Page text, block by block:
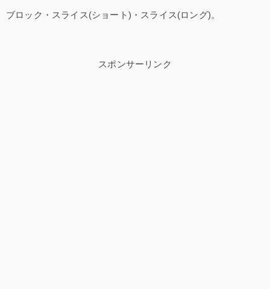
ブロック・スライス(ショート)・スライス(ロング)。
スポンサーリンク